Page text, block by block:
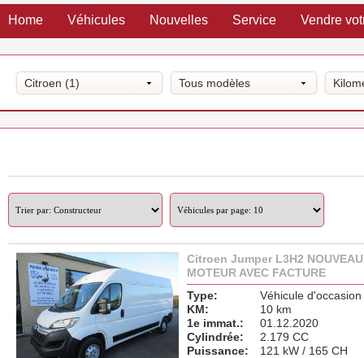
Home Véhicules Nouvelles Service Vendre
Citroen (1) Tous modèles
Citroen Jumper L3H2 NOUVEAU
MOTEUR AVEC FACTURE
Type:
Véhicule d'occasion
KM:
10 km
1e immat.:
01.12.2020
Cylindrée:
2.179 CC
Puissance:
121 kW / 165 CH